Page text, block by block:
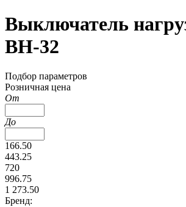
Выключатель
ВН-32
Подбор параметров
Розничная цена
От
До
166.50
443.25
720
996.75
1 273.50
Бренд: